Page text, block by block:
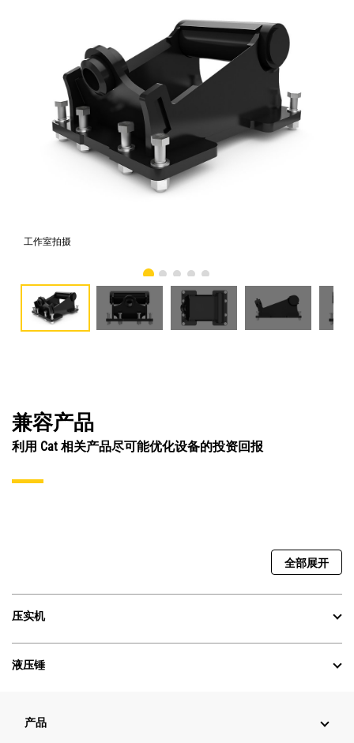
工作室拍摄
兼容产品
利用 Cat 相关产品尽可能优化设备的投资回报
全部展开
压实机
液压锤
产品